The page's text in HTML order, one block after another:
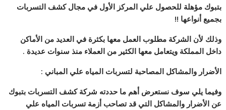
بتبوك مؤهلة للحصول علي المركز الأول في مجال كشف التسربات
بجميع أنواعها !!
وذلك لأن الشركة مطلوب العمل معها بكثرة في العديد من الأماكن
داخل المملكة ويتعامل معها الكثير من العملاء منذ سنوات عديدة .
الأضرار والمشاكل المصاحبة لتسربات المياه علي المباني :
وفيما يلي سوف نستعرض أهم ما حددته شركة كشف التسربات بتبوك
عن الأضرار والمشاكل التي قد تصاحب أزمة تسربات المياه علي